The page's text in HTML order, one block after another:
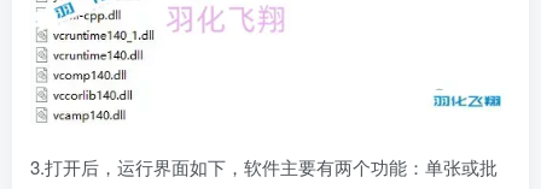
3.打开后，运行界面如下，软件主要有两个功能：单张或批